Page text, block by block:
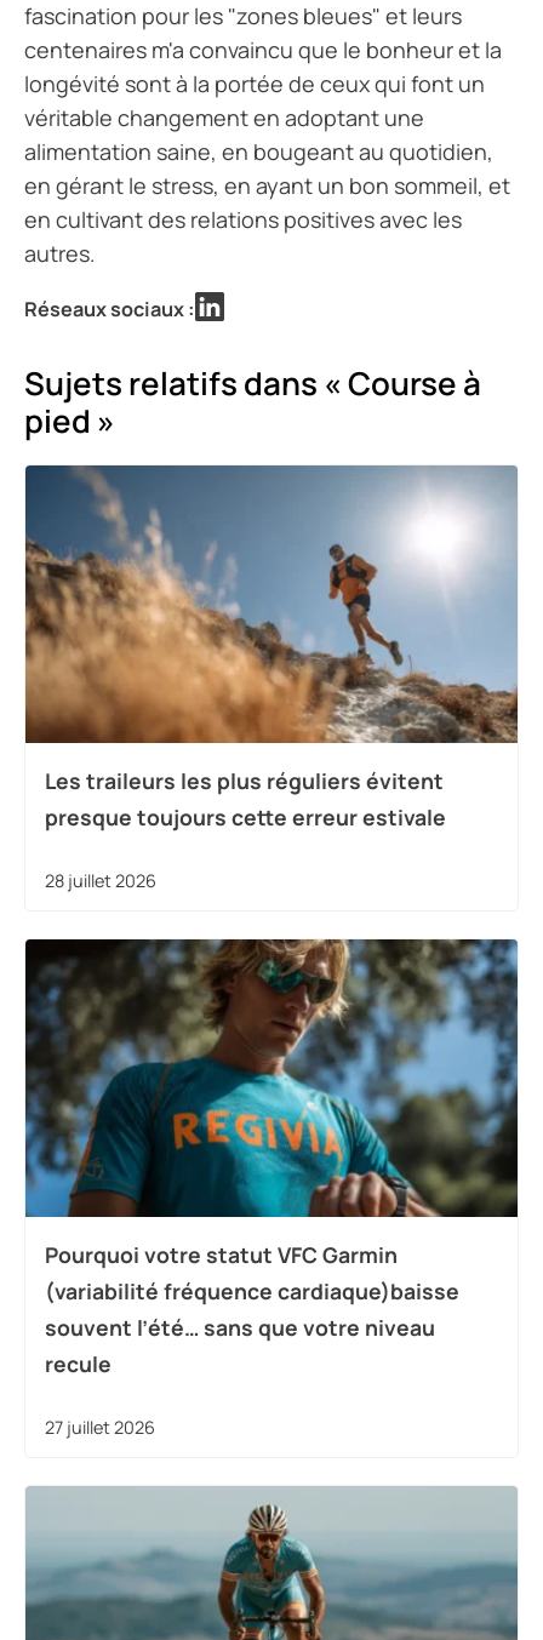
fascination pour les "zones bleues" et leurs
centenaires m'a convaincu que le bonheur et la
longévité sont à la portée de ceux qui font un
véritable changement en adoptant une
alimentation saine, en bougeant au quotidien,
en gérant le stress, en ayant un bon sommeil, et
en cultivant des relations positives avec les
autres.
Réseaux sociaux :
Sujets relatifs dans « Course à
pied »
Les traileurs les plus réguliers évitent
presque toujours cette erreur estivale
28 juillet 2026
Pourquoi votre statut VFC Garmin
(variabilité fréquence cardiaque)baisse
souvent l’été… sans que votre niveau
recule
27 juillet 2026